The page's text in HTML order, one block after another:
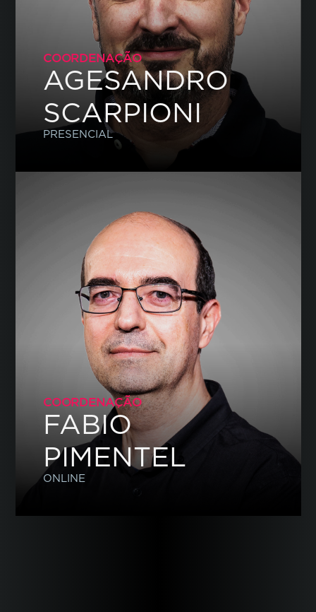
COORDENAÇÃO
AGESANDRO
SCARPIONI
PRESENCIAL
COORDENAÇÃO
FABIO
PIMENTEL
ONLINE